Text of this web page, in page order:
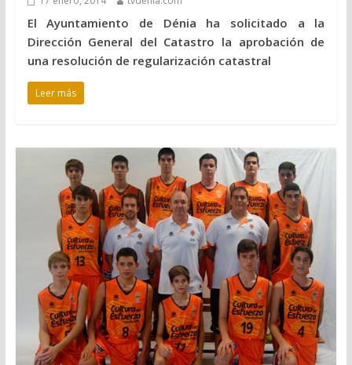
El Ayuntamiento de Dénia ha solicitado a la
Dirección General del Catastro la aprobación de
una resolución de regularización catastral
Leer más